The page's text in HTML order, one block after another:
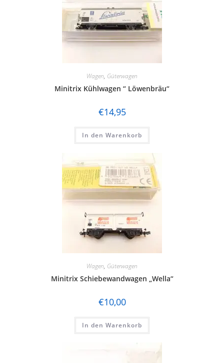
Wagen, Güterwagen
Minitrix Kühlwagen “ Löwenbräu“
€14,95
In den Warenkorb
Wagen, Güterwagen
Minitrix Schiebewandwagen „Wella“
€10,00
In den Warenkorb